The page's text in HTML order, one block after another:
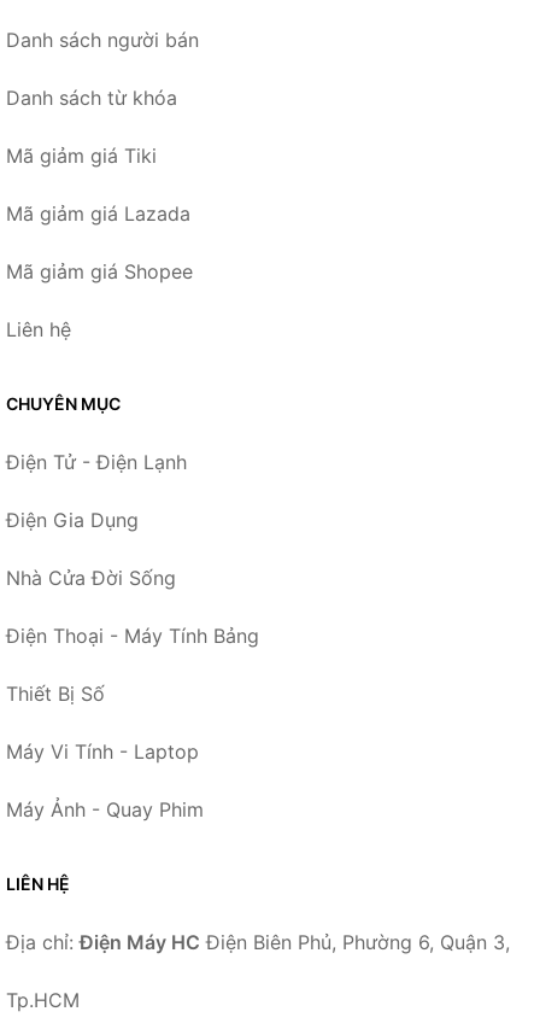
Danh sách người bán
Danh sách từ khóa
Mã giảm giá Tiki
Mã giảm giá Lazada
Mã giảm giá Shopee
Liên hệ
CHUYÊN MỤC
Điện Tử - Điện Lạnh
Điện Gia Dụng
Nhà Cửa Đời Sống
Điện Thoại - Máy Tính Bảng
Thiết Bị Số
Máy Vi Tính - Laptop
Máy Ảnh - Quay Phim
LIÊN HỆ
Địa chỉ:Điện Máy HC Điện Biên Phủ, Phường 6, Quận 3,
Tp.HCM